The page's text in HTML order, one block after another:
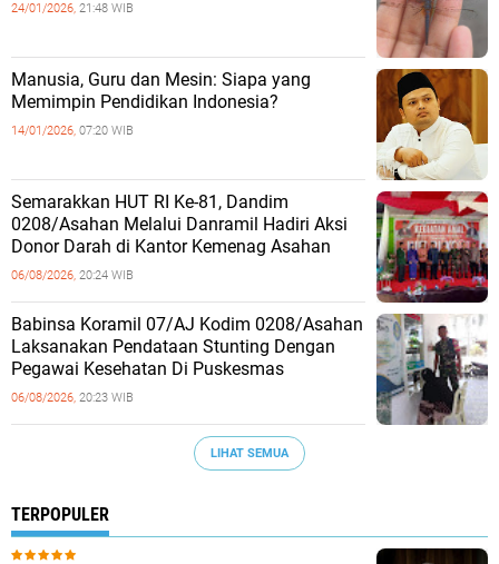
24/01/2026, 21:48 WIB
Manusia, Guru dan Mesin: Siapa yang
Memimpin Pendidikan Indonesia?
14/01/2026, 07:20 WIB
Semarakkan HUT RI Ke-81, Dandim
0208/Asahan Melalui Danramil Hadiri Aksi
Donor Darah di Kantor Kemenag Asahan
06/08/2026, 20:24 WIB
Babinsa Koramil 07/AJ Kodim 0208/Asahan
Laksanakan Pendataan Stunting Dengan
Pegawai Kesehatan Di Puskesmas
06/08/2026, 20:23 WIB
LIHAT SEMUA
TERPOPULER